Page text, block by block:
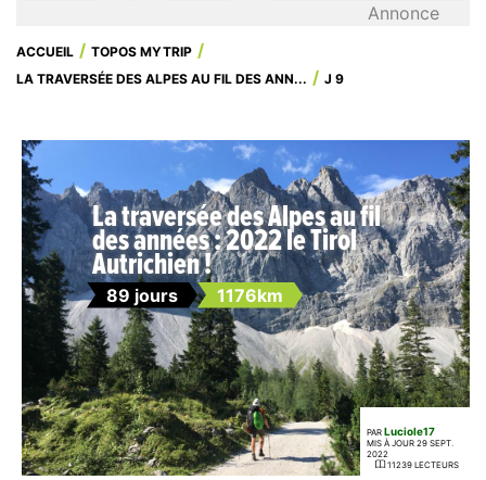
Annonce
ACCUEIL
TOPOS MYTRIP
LA TRAVERSÉE DES ALPES AU FIL DES ANN...
J 9
La traversée des Alpes au fil
des années : 2022 le Tirol
Autrichien !
89 jours 1176km
PAR Luciole17
MIS À JOUR 29 SEPT.
2022
11239 LECTEURS